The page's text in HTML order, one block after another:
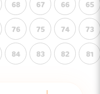
65
66
67
68
73
74
75
76
81
82
83
84